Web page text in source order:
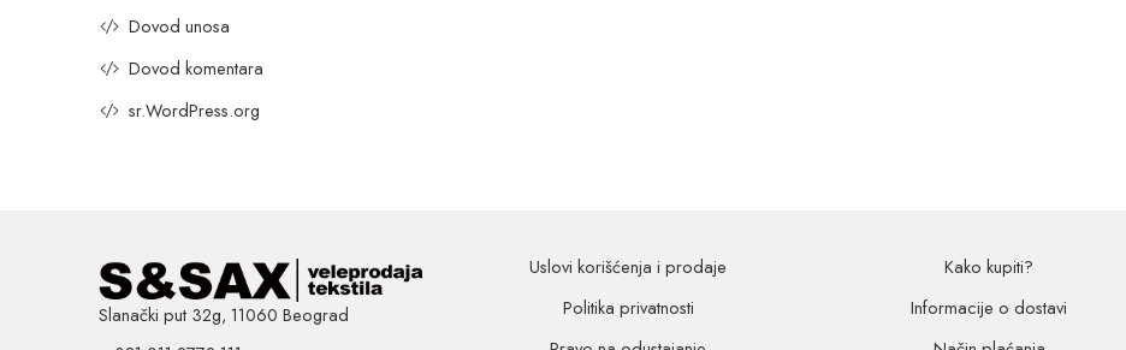
Dovod unosa
Dovod komentara
sr.WordPress.org
Slanački put 32g, 11060 Beograd
Uslovi korišćenja i prodaje
Politika privatnosti
Kako kupiti?
Informacije o dostavi